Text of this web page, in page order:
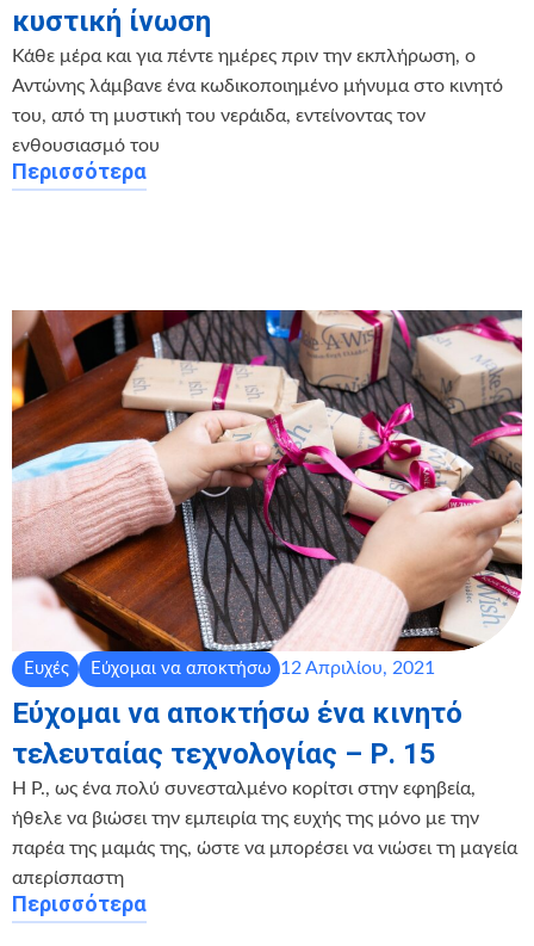
κυστική ίνωση
Κάθε μέρα και για πέντε ημέρες πριν την εκπλήρωση, ο
Αντώνης λάμβανε ένα κωδικοποιημένο μήνυμα στο κινητό
του, από τη μυστική του νεράιδα, εντείνοντας τον
ενθουσιασμό του
Περισσότερα
Ευχές Εύχομαι να αποκτήσω 12 Απριλίου, 2021
Εύχομαι να αποκτήσω ένα κινητό
τελευταίας τεχνολογίας – Ρ. 15
Η Ρ., ως ένα πολύ συνεσταλμένο κορίτσι στην εφηβεία,
ήθελε να βιώσει την εμπειρία της ευχής της μόνο με την
παρέα της μαμάς της, ώστε να μπορέσει να νιώσει τη μαγεία
απερίσπαστη
Περισσότερα